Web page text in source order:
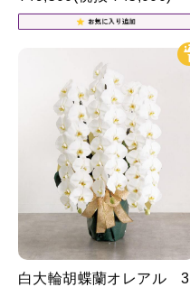
白大輪胡蝶蘭オレアル 3